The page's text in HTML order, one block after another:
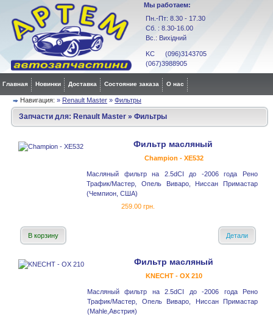
Мы работаем:
Пн.-Пт: 8.30 - 17.30
Сб. : 8.30-16.00
Вс.: Вихідний
KC (096)3143705
(067)3988905
Главная Новинки Доставка Состояние заказа О нас
Навигация: » Renault Master » Фильтры
Запчасти для: Renault Master » Фильтры
Фильтр масляный
Champion - XE532
Масляный фильтр на 2.5dCI до -2006 года Рено
Трафик/Мастер, Опель Виваро, Ниссан Примастар
(Чемпион, США)
259.00 грн.
В корзину Детали
Фильтр масляный
KNECHT - OX 210
Масляный фильтр на 2.5dCI до -2006 года Рено
Трафик/Мастер, Опель Виваро, Ниссан Примастар
(Mahle,Австрия)